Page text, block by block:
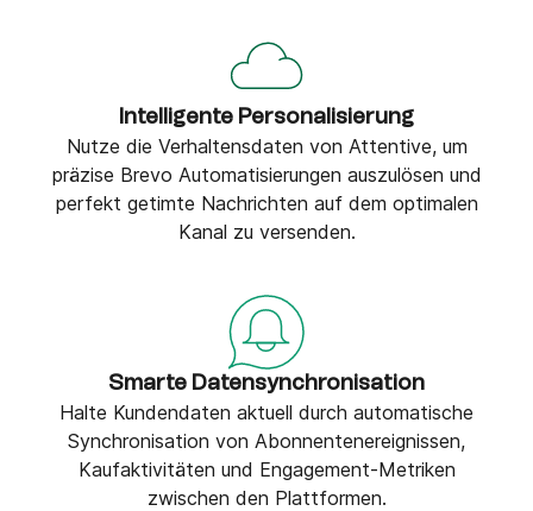
Intelligente Personalisierung
Nutze die Verhaltensdaten von Attentive, um
präzise Brevo Automatisierungen auszulösen und
perfekt getimte Nachrichten auf dem optimalen
Kanal zu versenden.
Smarte Datensynchronisation
Halte Kundendaten aktuell durch automatische
Synchronisation von Abonnentenereignissen,
Kaufaktivitäten und Engagement-Metriken
zwischen den Plattformen.